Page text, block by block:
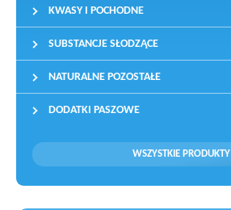
KWASY I POCHODNE
SUBSTANCJE SŁODZĄCE
NATURALNE POZOSTAŁE
DODATKI PASZOWE
WSZYSTKIE PRODUKTY